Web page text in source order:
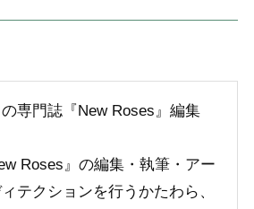
専門誌『New Roses』編集
Roses』の編集・執筆・アー
ィテクションを行うかたわら、